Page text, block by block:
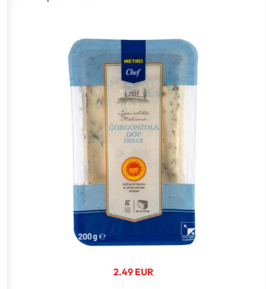
2.49 EUR